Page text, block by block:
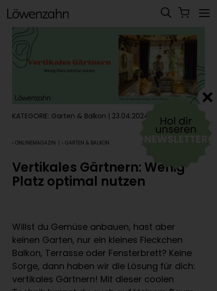
KATEGORIE: Garten & Balkon | 23.04.2024
‹ ONLINEMAGAZIN | ‹ GARTEN & BALKON
Vertikales Gärtnern: Wenig
Platz optimal nutzen
Willst du Gemüse anbauen, hast aber
keinen Garten, nur ein kleines Fleckchen
Balkon, Terrasse oder Fensterbrett? Keine
Sorge, dann haben wir die Lösung für dich:
vertikales Gärtnern! Mit dieser coolen